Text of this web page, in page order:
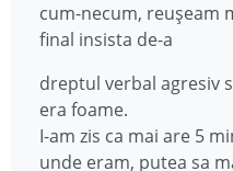
cum-necum, reușeam
final insista de-a
dreptul verbal agresiv
era foame.
I-am zis ca mai are 5
unde eram, putea sa